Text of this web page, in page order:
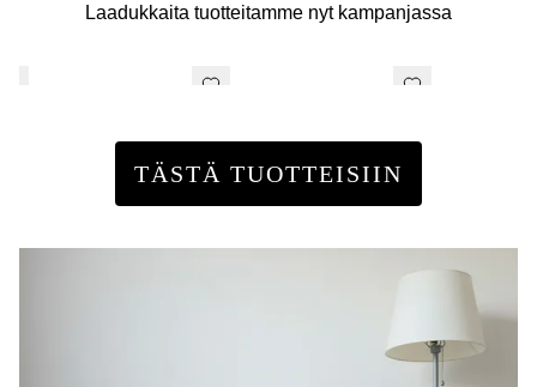
Laadukkaita tuotteitamme nyt kampanjassa
TÄSTÄ TUOTTEISIIN